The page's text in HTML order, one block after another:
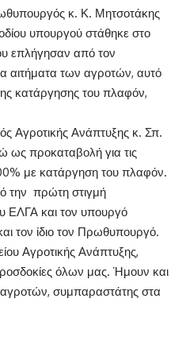
κ. Κ. Μητσοτάκης
υπουργού στάθηκε στο
επλήγησαν από τον
αιτήματα των αγροτών, αυτό
κατάργησης του πλαφόν,
Αγροτικής Ανάπτυξης κ. Σπ.
ως προκαταβολή για τις
με κατάργηση του πλαφόν.
την πρώτη στιγμή
ΕΛΓΑ και τον υπουργό
τον ίδιο τον Πρωθυπουργό.
Αγροτικής Ανάπτυξης,
όλων μας. Ήμουν και
συμπαραστάτης στα